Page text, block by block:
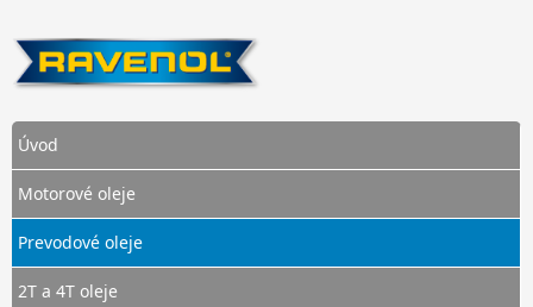
Úvod
Motorové oleje
Prevodové oleje
2T a 4T oleje